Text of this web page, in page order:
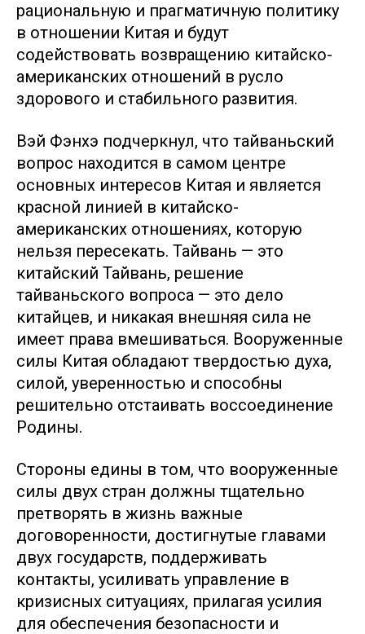
рациональную и прагматичную политику
в отношении Китая и будут
содействовать возвращению китайско-
американских отношений в русло
здорового и стабильного развития.
Вэй Фэнхэ подчеркнул, что тайваньский
вопрос находится в самом центре
основных интересов Китая и является
красной линией в китайско-
американских отношениях, которую
нельзя пересекать. Тайвань — это
китайский Тайвань, решение
тайваньского вопроса — это дело
китайцев, и никакая внешняя сила не
имеет права вмешиваться. Вооруженные
силы Китая обладают твердостью духа,
силой, уверенностью и способны
решительно отстаивать воссоединение
Родины.
Стороны едины в том, что вооруженные
силы двух стран должны тщательно
претворять в жизнь важные
договоренности, достигнутые главами
двух государств, поддерживать
контакты, усиливать управление в
кризисных ситуациях, прилагая усилия
для обеспечения безопасности и